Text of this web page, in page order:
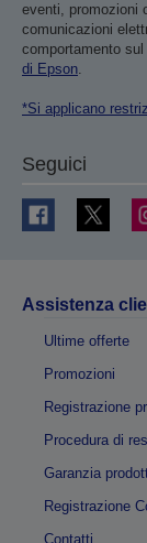
eventi, promozioni
comunicazioni
comportamento sul
di Epson.
*Si applicano
Seguici
Assistenza
Ultime offerte
Promozioni
Registrazione
Procedura di
Garanzia
Registrazione
Contatti